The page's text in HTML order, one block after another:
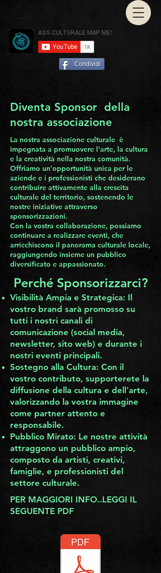
Condividi
Diventa Sponsor della
nostra associazione
La nostra associazione culturale è
impegnata a promuovere l'arte, la cultura
e la creatività nella nostra comunità.
Offriamo un'opportunità unica per le
aziende e i professionisti che desiderano
contribuire attivamente alla crescita
culturale del territorio, sostenendo le
nostre iniziative attraverso
sponsorizzazioni.
Con la vostra collaborazione, possiamo
continuare a realizzare eventi, che
arricchiscono il panorama culturale locale,
raggiungendo insieme un pubblico
diversificato e appassionato.
Perché Sponsorizzarci?
Visibilità Ampia e Strategica: Il
vostro brand sarà promosso su
tutti i nostri canali di
comunicazione (social media,
newsletter, sito web) e durante i
nostri eventi principali.
Sostegno alla Cultura: Con il
vostro contributo, supporterete la
diffusione della cultura e dell'arte,
valorizzando la vostra immagine
come partner attento e
responsabile.
Pubblico Mirato: Le nostre attività
attraggono un pubblico ampio,
composto da artisti, creativi,
famiglie, e professionisti del
settore culturale.
PER MAGGIORI INFO..LEGGI IL
SEGUENTE PDF